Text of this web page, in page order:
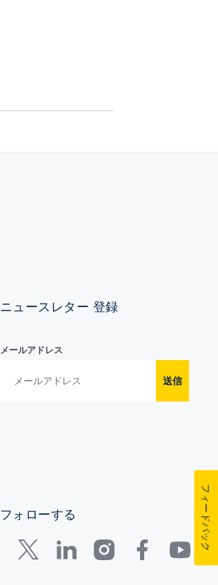
ニュースレター 登録
メールアドレス
送信
フォローする フィードバック